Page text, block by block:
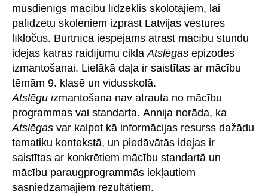
mūsdienīgs mācību līdzeklis skolotājiem, lai
palīdzētu skolēniem izprast Latvijas vēstures
līkločus. Burtnīcā iespējams atrast mācību stundu
idejas katras raidījumu cikla Atslēgas epizodes
izmantošanai. Lielākā daļa ir saistītas ar mācību
tēmām 9. klasē un vidusskolā.
Atslēgu izmantošana nav atrauta no mācību
programmas vai standarta. Annija norāda, ka
Atslēgas var kalpot kā informācijas resurss dažādu
tematiku kontekstā, un piedāvātās idejas ir
saistītas ar konkrētiem mācību standartā un
mācību paraugprogrammās iekļautiem
sasniedzamajiem rezultātiem.